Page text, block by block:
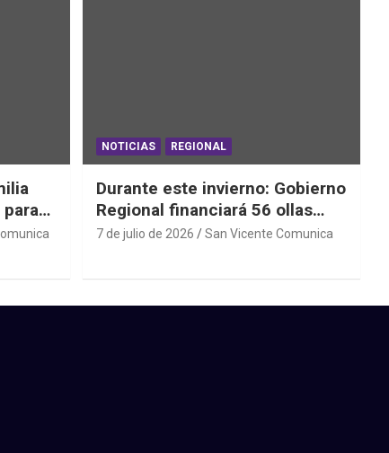
NOTICIAS REGIONAL
Durante este invierno: Gobierno
Regional financiará 56 ollas
comunes y comedores
la región
7 de julio de 2026 San Vicente Comunica